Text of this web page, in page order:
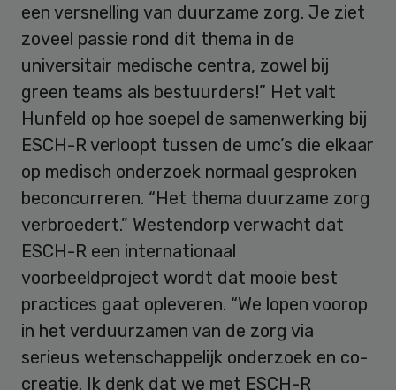
een versnelling van duurzame zorg. Je ziet
zoveel passie rond dit thema in de
universitair medische centra, zowel bij
green teams als bestuurders!” Het valt
Hunfeld op hoe soepel de samenwerking bij
ESCH-R verloopt tussen de umc’s die elkaar
op medisch onderzoek normaal gesproken
beconcurreren. “Het thema duurzame zorg
verbroedert.” Westendorp verwacht dat
ESCH-R een internationaal
voorbeeldproject wordt dat mooie best
practices gaat opleveren. “We lopen voorop
in het verduurzamen van de zorg via
serieus wetenschappelijk onderzoek en co-
creatie. Ik denk dat we met ESCH-R